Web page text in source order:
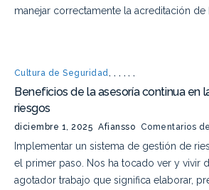
manejar correctamente la acreditación de
Cultura de Seguridad
Beneficios de la asesoría continua en
riesgos
diciembre 1, 2025 Afiansso Comentarios
Implementar un sistema de gestión de
el primer paso. Nos ha tocado ver y vivir
agotador trabajo que significa elaborar,